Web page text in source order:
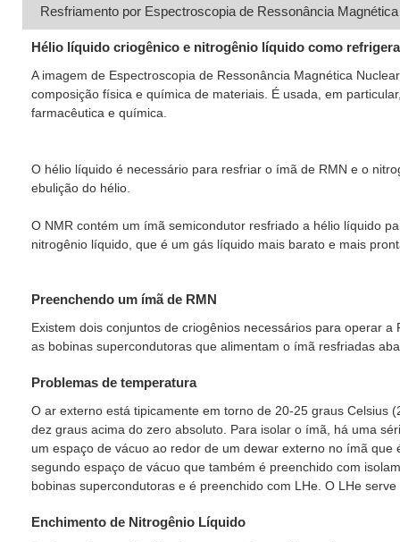
Resfriamento por Espectroscopia de Ressonância
Hélio líquido criogênico e nitrogênio líquido como
A imagem de Espectroscopia de Ressonância Magnética
composição física e química de materiais. É usada, em
farmacêutica e química.
O hélio líquido é necessário para resfriar o ímã de RMN e o
ebulição do hélio.
O NMR contém um ímã semicondutor resfriado a hélio líquido
nitrogênio líquido, que é um gás líquido mais barato e mais
Preenchendo um ímã de RMN
Existem dois conjuntos de criogênios necessários para operar
as bobinas supercondutoras que alimentam o ímã resfriadas
Problemas de temperatura
O ar externo está tipicamente em torno de 20-25 graus Celsius
dez graus acima do zero absoluto. Para isolar o ímã, há uma
um espaço de vácuo ao redor de um dewar externo no ímã
segundo espaço de vácuo que também é preenchido com
bobinas supercondutoras e é preenchido com LHe. O LHe
Enchimento de Nitrogênio Líquido